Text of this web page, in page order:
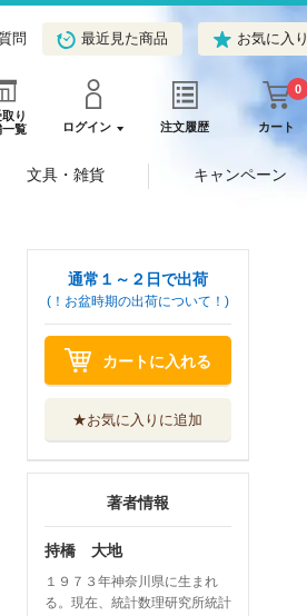
問 最近見た商品 お気に入り
り
一覧
ログイン 注文履歴 カート
0
文具・雑貨 キャンペーン
通常１～２日で出荷
(！お盆時期の出荷について！)
カートに入れる
★お気に入りに追加
著者情報
持橋 大地
１９７３年神奈川県に生まれ
る。現在、統計数理研究所統計